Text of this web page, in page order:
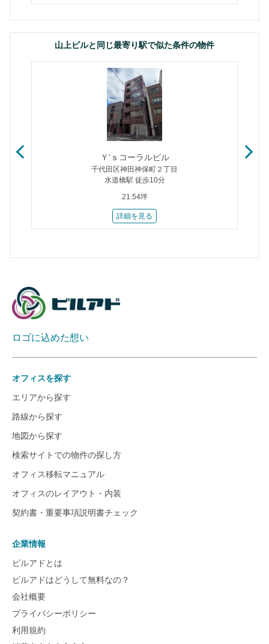
山上ビルと同じ最寄り駅で似た条件の物件
Ｙ’ｓコーラルビル
千代田区神田神保町２丁目
水道橋駅 徒歩10分
21.54坪
詳細を見る
ロゴに込めた想い
オフィスを探す
エリアから探す
路線から探す
地図から探す
検索サイトでの物件の探し方
オフィス移転マニュアル
オフィスのレイアウト・内装
契約書・重要事項説明書チェック
企業情報
ビルアドとは
ビルアドはどうして無料なの？
会社概要
プライバシーポリシー
利用規約